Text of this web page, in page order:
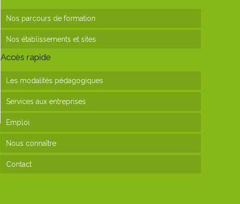
Nos parcours de formation
Nos établissements et sites
Accès rapide
Les modalités pédagogiques
Services aux entreprises
Emploi
Nous connaître
Contact